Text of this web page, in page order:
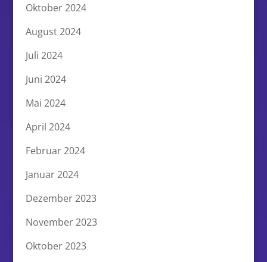
Oktober 2024
August 2024
Juli 2024
Juni 2024
Mai 2024
April 2024
Februar 2024
Januar 2024
Dezember 2023
November 2023
Oktober 2023